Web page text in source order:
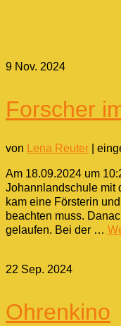
9 Nov. 2024
Forscher
von Lena Reuter
Am 18.09.2024 um
Johannlandschule mit
kam eine Försterin
beachten muss.
gelaufen. Bei der …
22 Sep. 2024
Ohrenkino